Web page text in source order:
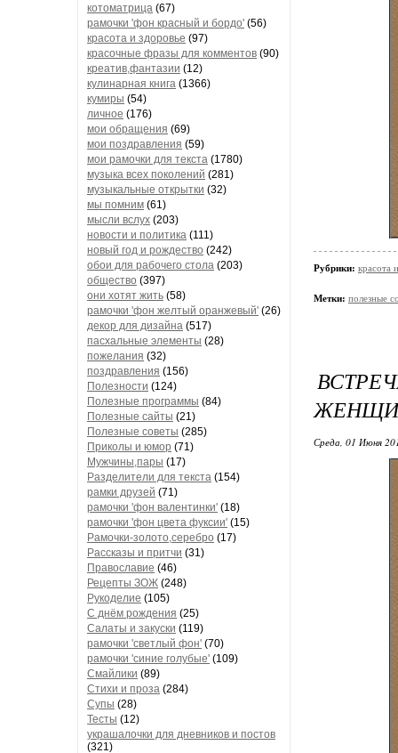
котоматрица (67)
рамочки 'фон красный и бордо' (56)
красота и здоровье (97)
красочные фразы для комментов (90)
креатив,фантазии (12)
кулинарная книга (1366)
кумиры (54)
личное (176)
мои обращения (69)
мои поздравления (59)
мои рамочки для текста (1780)
музыка всех поколений (281)
музыкальные открытки (32)
мы помним (61)
мысли вслух (203)
новости и политика (111)
новый год и рождество (242)
обои для рабочего стола (203)
общество (397)
они хотят жить (58)
рамочки 'фон желтый оранжевый' (26)
декор для дизайна (517)
пасхальные элементы (28)
пожелания (32)
поздравления (156)
Полезности (124)
Полезные программы (84)
Полезные сайты (21)
Полезные советы (285)
Приколы и юмор (71)
Мужчины,пары (17)
Разделители для текста (154)
рамки друзей (71)
рамочки 'фон валентинки' (18)
рамочки 'фон цвета фуксии' (15)
Рамочки-золото,серебро (17)
Рассказы и притчи (31)
Православие (46)
Рецепты ЗОЖ (248)
Рукоделие (105)
С днём рождения (25)
Салаты и закуски (119)
рамочки 'светлый фон' (70)
рамочки 'синие голубые' (109)
Смайлики (89)
Стихи и проза (284)
Супы (28)
Тесты (12)
украшалочки для дневников и постов
(321)
Рубрики: красота
Метки: полезные
Среда, 01 Июня